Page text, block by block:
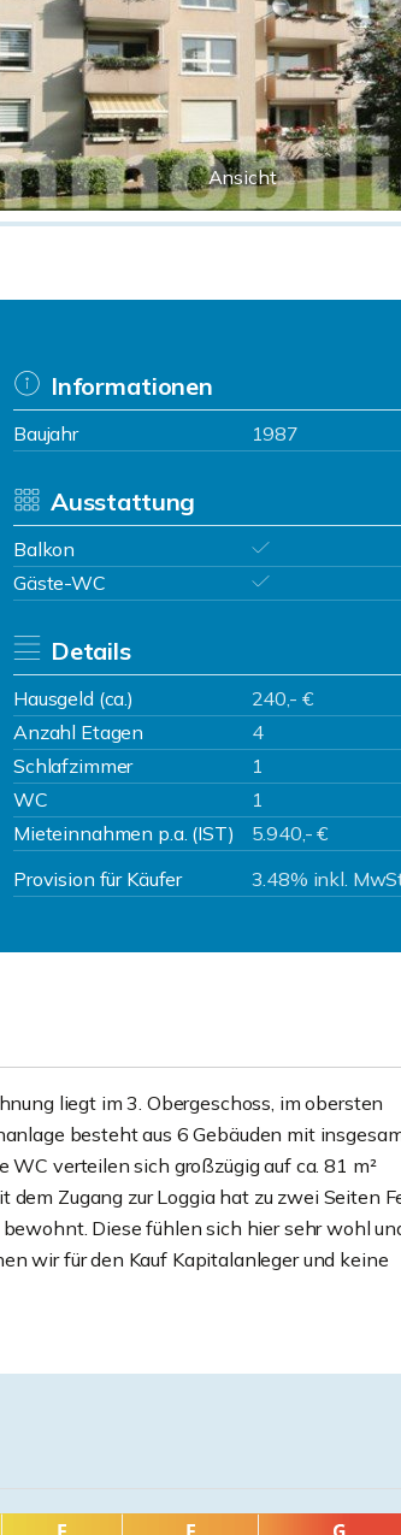
Ansicht
Informationen
Baujahr 1987
Ausstattung
Balkon
Gäste-WC
Details
Hausgeld (ca.) 240,- €
Anzahl Etagen
4
Schlafzimmer
1
WC
1
Mieteinnahmen p.a. (IST)
5.940,- €
Provision für Käufer
3.48% inkl.
liegt im 3. Obergeschoss, im obersten
besteht aus 6 Gebäuden mit
verteilen sich großzügig auf ca. 81 m²
Zugang zur Loggia hat zu zwei Seiten
Diese fühlen sich hier sehr wohl
wir für den Kauf Kapitalanleger und keine